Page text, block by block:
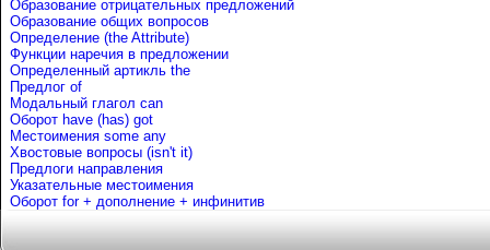
Образование отрицательных предложений
Образование общих вопросов
Определение (the Attribute)
Функции наречия в предложении
Определенный артикль the
Предлог of
Mодальный глагол can
Оборот have (has) got
Местоимения some any
Хвостовые вопросы (isn't it)
Предлоги направления
Указательные местоимения
Оборот for + дополнение + инфинитив